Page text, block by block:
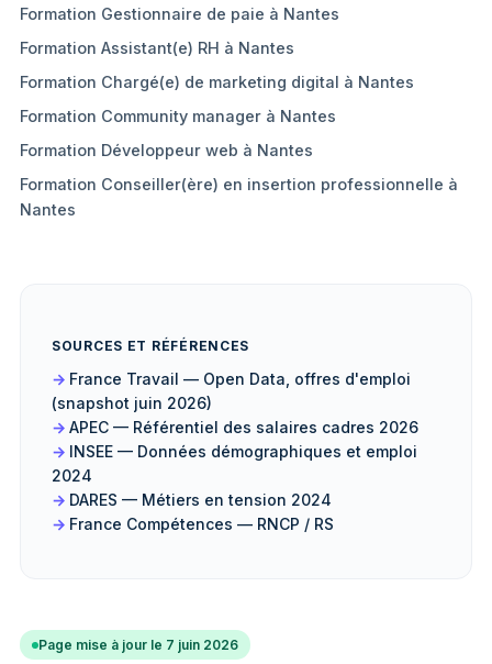
Formation Gestionnaire de paie à Nantes
Formation Assistant(e) RH à Nantes
Formation Chargé(e) de marketing digital à Nantes
Formation Community manager à Nantes
Formation Développeur web à Nantes
Formation Conseiller(ère) en insertion professionnelle à
Nantes
SOURCES ET RÉFÉRENCES
France Travail — Open Data, offres d'emploi
(snapshot juin 2026)
APEC — Référentiel des salaires cadres 2026
INSEE — Données démographiques et emploi
2024
DARES — Métiers en tension 2024
France Compétences — RNCP / RS
Page mise à jour le 7 juin 2026